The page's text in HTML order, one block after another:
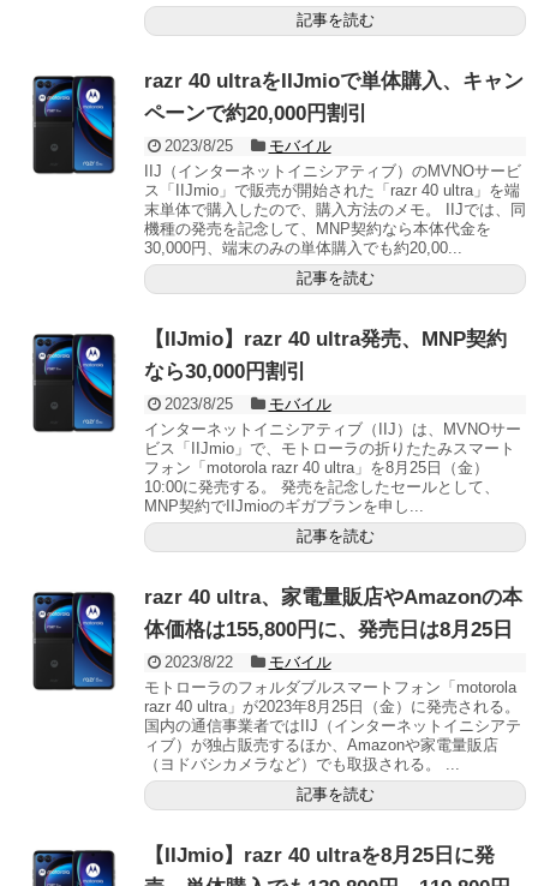
記事を読む
razr 40 ultraをIIJmioで単体購入、キャン
ペーンで約20,000円割引
2023/8/25
モバイル
IIJ（インターネットイニシアティブ）のMVNOサービ
ス「IIJmio」で販売が開始された「razr 40 ultra」を端
末単体で購入したので、購入方法のメモ。 IIJでは、同
機種の発売を記念して、MNP契約なら本体代金を
30,000円、端末のみの単体購入でも約20,00...
記事を読む
【IIJmio】razr 40 ultra発売、MNP契約
なら30,000円割引
2023/8/25
モバイル
インターネットイニシアティブ（IIJ）は、MVNOサー
ビス「IIJmio」で、モトローラの折りたたみスマート
フォン「motorola razr 40 ultra」を8月25日（金）
10:00に発売する。 発売を記念したセールとして、
MNP契約でIIJmioのギガプランを申し...
記事を読む
razr 40 ultra、家電量販店やAmazonの本
体価格は155,800円に、発売日は8月25日
2023/8/22
モバイル
モトローラのフォルダブルスマートフォン「motorola
razr 40 ultra」が2023年8月25日（金）に発売される。
国内の通信事業者ではIIJ（インターネットイニシアテ
ィブ）が独占販売するほか、Amazonや家電量販店
（ヨドバシカメラなど）でも取扱される。 ...
記事を読む
【IIJmio】razr 40 ultraを8月25日に発